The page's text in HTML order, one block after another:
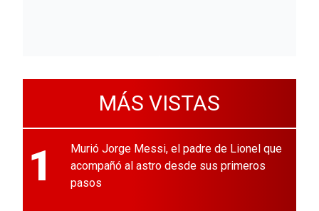
MÁS VISTAS
1
Murió Jorge Messi, el padre de Lionel que
acompañó al astro desde sus primeros
pasos